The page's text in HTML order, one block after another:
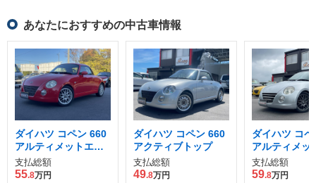
あなたにおすすめの中古車情報
ダイハツ コペン 660
アルティメットエデ
ィション
支払総額
55.8万円
ダイハツ コペン 660
アクティブトップ
支払総額
49.8万円
ダイハツ コ
アルティメッ
ーエディショ
支払総額
59.8万円